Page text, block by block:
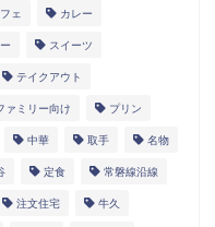
ェ カレー
スイーツ
テイクアウト
ァミリー向け プリン
中華 取手 名物
定食 常磐線沿線
注文住宅 牛久